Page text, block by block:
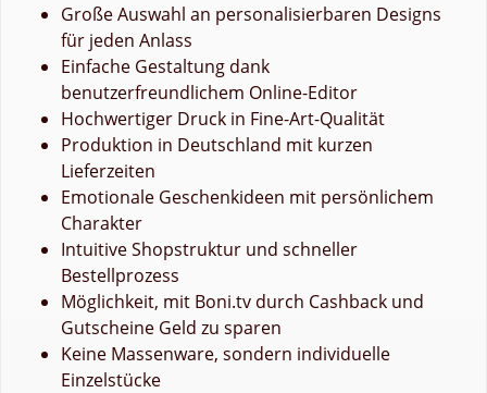
Große Auswahl an personalisierbaren Designs
für jeden Anlass
Einfache Gestaltung dank
benutzerfreundlichem Online-Editor
Hochwertiger Druck in Fine-Art-Qualität
Produktion in Deutschland mit kurzen
Lieferzeiten
Emotionale Geschenkideen mit persönlichem
Charakter
Intuitive Shopstruktur und schneller
Bestellprozess
Möglichkeit, mit Boni.tv durch Cashback und
Gutscheine Geld zu sparen
Keine Massenware, sondern individuelle
Einzelstücke